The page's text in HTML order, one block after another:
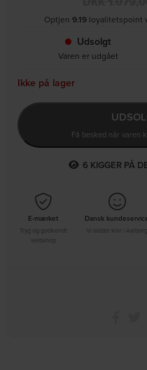
Optjen 9.19loyalitetspoint
Udsolgt
Varen er udgået
Ikke på lager
Få besked når varen
6 KIGGER PÅ
E-mærket
Tryg og godkendt
Dansk
Vi sidder klar i Aalborg